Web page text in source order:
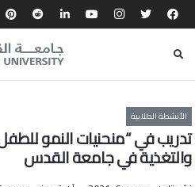
الأنشطة الطلابية
تدريب في “منحنيات النمو
والتغذية في جامعة القدس